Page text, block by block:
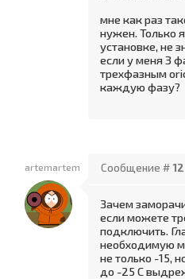
мне как раз
нужен. Только
установке, не
если у меня 3
трехфазным
каждую фазу?
artemartem Сообщение #12
Зачем
если можете
подключить.
необходимую
не только -15,
до -25 С